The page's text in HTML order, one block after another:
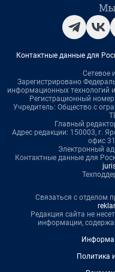
Мы
Контактные данные для
Сетевое
Зарегистрировано
информационных технологий
Регистрационный
Учредитель: Общество с
Главный
Адрес редакции: 150003, г.
офис
Электронный
Контактные данные для
Связаться с отделом
Редакция сайта не
информации,
Политика